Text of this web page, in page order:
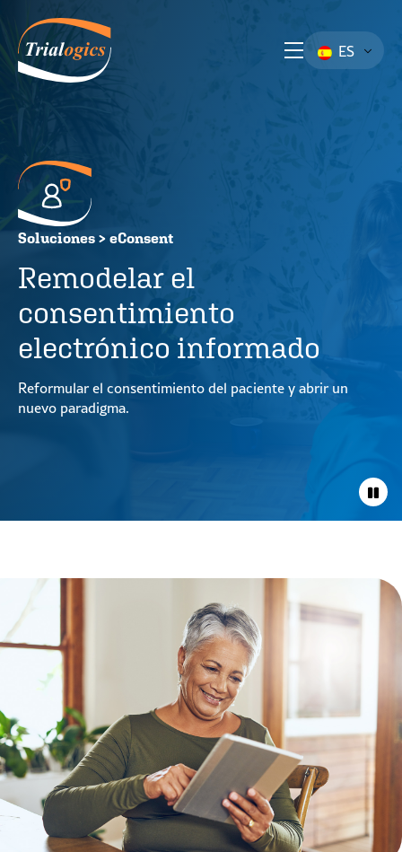
ES
Soluciones > eConsent
Remodelar el
consentimiento
electrónico informado
Reformular el consentimiento del paciente y abrir un
nuevo paradigma.